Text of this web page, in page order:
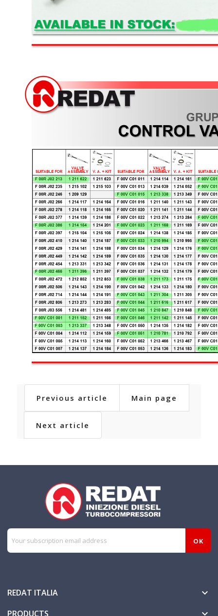
Previous article Main page
Next article
REDAT ITALIA 
PRODUCTS